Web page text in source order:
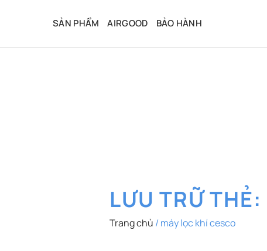
dung
SẢN PHẨM AIRGOOD BẢO HÀNH
LƯU TRỮ THẺ:
Trang chủ / máy lọc khí cesco